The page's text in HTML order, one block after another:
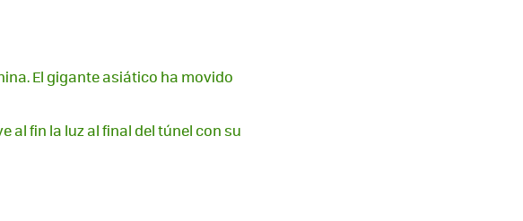
El gigante asiático ha movido
al fin la luz al final del túnel con su